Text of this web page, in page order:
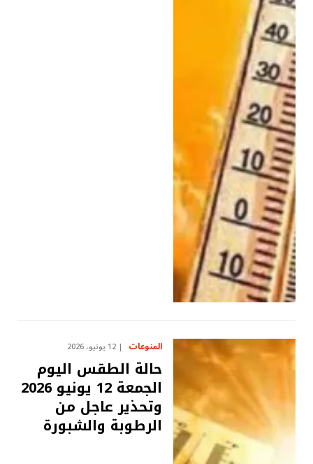
المنوعات 12 يونيو، 2026
حالة الطقس اليوم
الجمعة 12 يونيو 2026
وتحذير عاجل من
الرطوبة والشبورة